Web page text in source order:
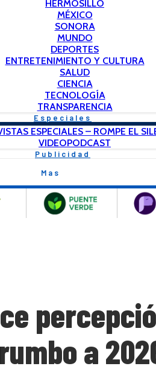
HERMOSILLO
MÉXICO
SONORA
MUNDO
DEPORTES
ENTRETENIMIENTO Y CULTURA
SALUD
CIENCIA
TECNOLOGÍA
TRANSPARENCIA
Especiales
ESPECIALES – ROMPE EL
VIDEOPODCAST
Publicidad
Mas
a